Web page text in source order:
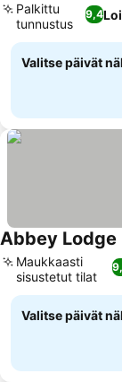
9,4
Palkittu
tunnustus
Valitse päivät
Abbey Lodge
Maukkaasti
sisustetut tilat
Valitse päivät